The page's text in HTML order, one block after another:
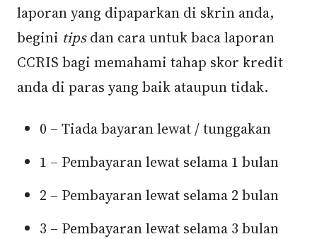
laporan yang dipaparkan di skrin anda,
begini tipsdan cara untuk baca laporan
CCRIS bagi memahami tahap skor kredit
anda di paras yang baik ataupun tidak.
0 – Tiada bayaran lewat / tunggakan
1 – Pembayaran lewat selama 1 bulan
2 – Pembayaran lewat selama 2 bulan
3 – Pembayaran lewat selama 3 bulan